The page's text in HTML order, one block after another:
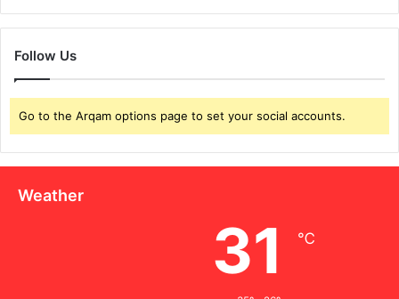
o
e
r
n
Follow Us
Go to the Arqam options page to set your social accounts.
Weather
31 ℃